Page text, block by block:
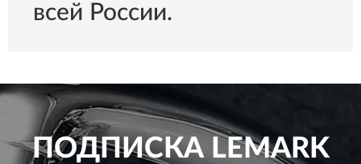
всей России.
ПОДПИСКАLEMARK